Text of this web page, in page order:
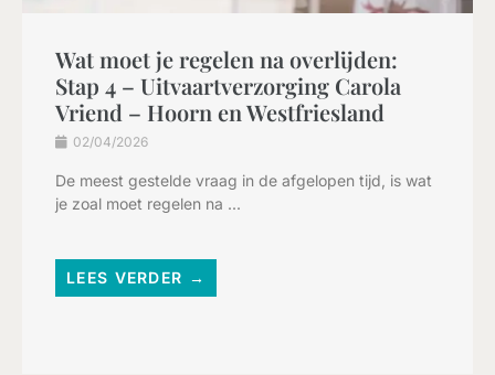
Wat moet je regelen na overlijden:
Stap 4 – Uitvaartverzorging Carola
Vriend – Hoorn en Westfriesland
02/04/2026
De meest gestelde vraag in de afgelopen tijd, is wat
je zoal moet regelen na ...
LEES VERDER →